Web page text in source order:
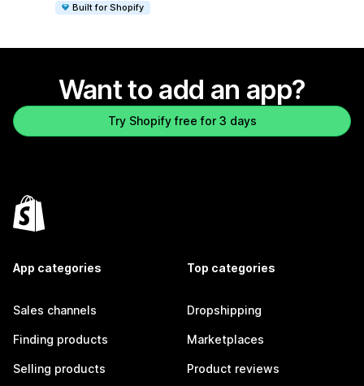
Built for Shopify
Want to add an app?
Try Shopify free for 3 days
App categories
Sales channels
Finding products
Selling products
Top categories
Dropshipping
Marketplaces
Product reviews